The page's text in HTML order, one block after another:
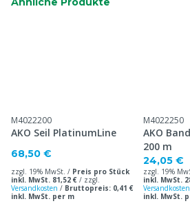
M4022200
AKO Seil PlatinumLine
68,50 €
zzgl. 19% MwSt. / Preis pro Stück
inkl. MwSt. 81,52 € / zzgl.
Versandkosten / Bruttopreis: 0,41 €
inkl. MwSt. per m
M4022250
AKO
200 m
24,05 €
zzgl. 19%
inkl. MwSt.
Versandkosten
inkl. MwSt.